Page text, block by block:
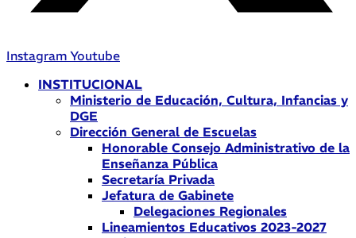
Instagram Youtube
INSTITUCIONAL
Ministerio de Educación, Cultura, Infancias y
DGE
Dirección General de Escuelas
Honorable Consejo Administrativo de la
Enseñanza Pública
Secretaría Privada
Jefatura de Gabinete
Delegaciones Regionales
Lineamientos Educativos 2023-2027